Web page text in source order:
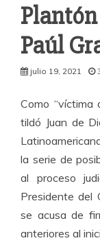
Paúl
julio 19, 2021
Como “víctima
tildó Juan de
la serie de
al proceso
Presidente del
se acusa de
anteriores al